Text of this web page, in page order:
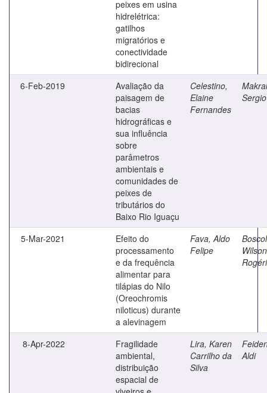
peixes em usina
hidrelétrica:
gatilhos
migratórios e
conectividade
bidirecional
6-Feb-2019
Avaliação da
paisagem de
bacias
hidrográficas e
sua influência
sobre
parâmetros
ambientais e
comunidades de
peixes de
tributários do
Baixo Rio Iguaçu
Celestino,
Elaine
Fernandes
Sergio
5-Mar-2021
Efeito do
processamento
e da frequência
alimentar para
tilápias do Nilo
(Oreochromis
niloticus) durante
a alevinagem
Fava, Aldo
Felipe
Wilson
8-Apr-2022
Fragilidade
ambiental,
distribuição
espacial de
Lira, Karen
Carrilho da
Silva
Aldi